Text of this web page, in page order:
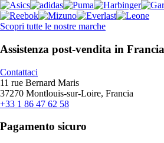
Scopri tutte le nostre marche
Assistenza post-vendita in Francia
Contattaci
11 rue Bernard Maris
37270 Montlouis-sur-Loire, Francia
+33 1 86 47 62 58
Pagamento sicuro